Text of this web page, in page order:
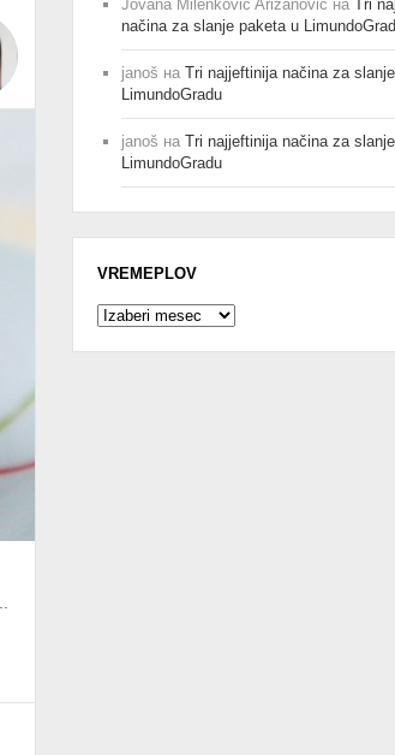
Jovana Milenković Arizanović наTri
načina za slanje paketa u
janoš наTri najjeftinija načina za
LimundoGradu
janoš наTri najjeftinija načina za
LimundoGradu
VREMEPLOV
Vremeplov